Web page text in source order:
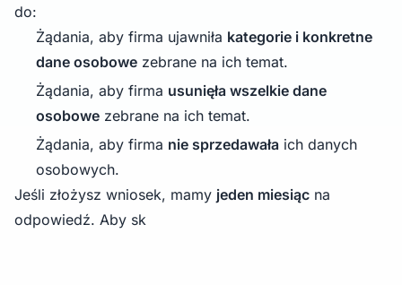
do:
Żądania, aby firma ujawniła kategorie i konkretne
dane osobowe zebrane na ich temat.
Żądania, aby firma usunięła wszelkie dane
osobowe zebrane na ich temat.
Żądania, aby firma nie sprzedawała ich danych
osobowych.
Jeśli złożysz wniosek, mamy jeden miesiąc na
odpowiedź. Aby sk